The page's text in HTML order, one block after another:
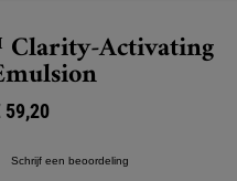
Activating
prijsprijs
59,20
Schrijf een beoordeling